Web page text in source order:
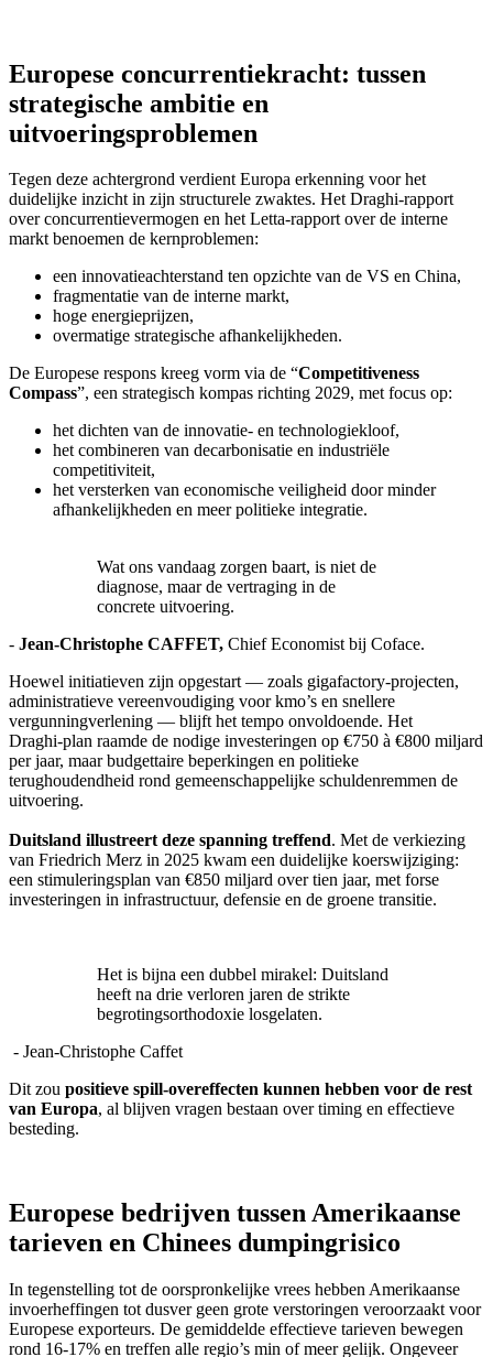
Europese concurrentiekracht: tussen
strategische ambitie en
uitvoeringsproblemen
Tegen deze achtergrond verdient Europa erkenning voor het
duidelijke inzicht in zijn structurele zwaktes. Het Draghi‑rapport
over concurrentievermogen en het Letta‑rapport over de interne
markt benoemen de kernproblemen:
een innovatieachterstand ten opzichte van de VS en China,
fragmentatie van de interne markt,
hoge energieprijzen,
overmatige strategische afhankelijkheden.
De Europese respons kreeg vorm via de “Competitiveness
Compass”, een strategisch kompas richting 2029, met focus op:
het dichten van de innovatie‑ en technologiekloof,
het combineren van decarbonisatie en industriële
competitiviteit,
het versterken van economische veiligheid door minder
afhankelijkheden en meer politieke integratie.
Wat ons vandaag zorgen baart, is niet de
diagnose, maar de vertraging in de
concrete uitvoering.
- Jean-Christophe CAFFET, Chief Economist bij Coface.
Hoewel initiatieven zijn opgestart — zoals gigafactory‑projecten,
administratieve vereenvoudiging voor kmo’s en snellere
vergunningverlening — blijft het tempo onvoldoende. Het
Draghi‑plan raamde de nodige investeringen op €750 à €800 miljard
per jaar, maar budgettaire beperkingen en politieke
terughoudendheid rond gemeenschappelijke schuldenremmen de
uitvoering.
Duitsland illustreert deze spanning treffend. Met de verkiezing
van Friedrich Merz in 2025 kwam een duidelijke koerswijziging:
een stimuleringsplan van €850 miljard over tien jaar, met forse
investeringen in infrastructuur, defensie en de groene transitie.
Het is bijna een dubbel mirakel: Duitsland
heeft na drie verloren jaren de strikte
begrotingsorthodoxie losgelaten.
- Jean-Christophe Caffet
Dit zou positieve spill‑overeffecten kunnen hebben voor de rest
van Europa, al blijven vragen bestaan over timing en effectieve
besteding.
Europese bedrijven tussen Amerikaanse
tarieven en Chinees dumpingrisico
In tegenstelling tot de oorspronkelijke vrees hebben Amerikaanse
invoerheffingen tot dusver geen grote verstoringen veroorzaakt voor
Europese exporteurs. De gemiddelde effectieve tarieven bewegen
rond 16‑17% en treffen alle regio’s min of meer gelijk. Ongeveer